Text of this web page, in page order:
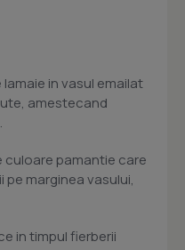
in vasul emailat
amestecand
culoare pamantie care
marginea vasului,
in timpul fierberii